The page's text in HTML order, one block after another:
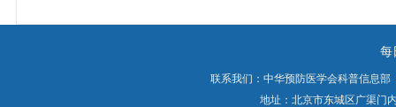
每
联系我们：中华预防医学会科普信息
地址：北京市东城区广渠门